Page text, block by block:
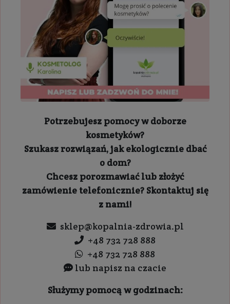
Potrzebujesz pomocy w doborze
kosmetyków?
Szukasz rozwiązań, jak ekologicznie dbać
o dom?
Chcesz porozmawiać lub złożyć
zamówienie telefonicznie? Skontaktuj się
z nami!
sklep@kopalnia-zdrowia.pl
+48 732 728 888
+48 732 728 888
lub napisz na czacie
Służymy pomocą w godzinach: